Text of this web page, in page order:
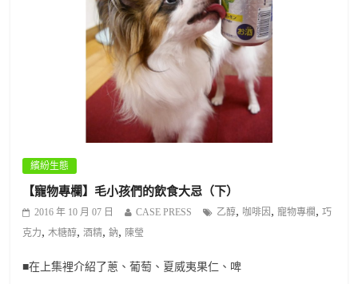
繽紛生態
【寵物專欄】毛小孩們的飲食大忌（下）
2016 年 10 月 07 日 CASE PRESS 乙醇, 咖啡因 ,寵物專欄 ,巧
克力,木糖醇,酒精,鈉, 陳瑩
■在上集裡介紹了蔥、葡萄、夏威夷果仁、啤